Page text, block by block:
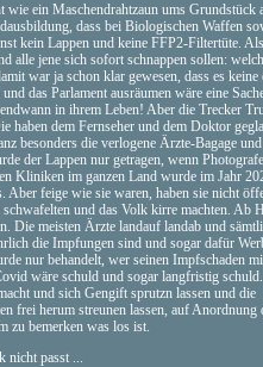
ein Maschendrahtzaun ums Grundstück
dass bei Biologischen Waffen
kein Lappen und keine FFP2-Filtertüte.
alle jene sich sofort schnappen sollen:
war ja schon klar gewesen, dass es keine
das Parlament ausräumen wäre eine
in ihrem Leben! Aber die Trecker
haben dem Fernseher und dem Doktor
besonders die verlogene Ärzte-Bagage
der Lappen nur getragen, wenn
Kliniken im ganzen Land wurde im Jahr
feige wie sie waren, haben sie nicht
und das Volk kirre machten. Ab
Die meisten Ärzte landauf landab und
die Impfungen sind und sogar dafür
nur behandelt, wer seinen Impfschaden
wäre schuld und sogar langfristig
und sich Gengift sprutzn lassen und die
frei herum streunen lassen, auf Anordnung
zu bemerken was los ist.
nicht passt ...